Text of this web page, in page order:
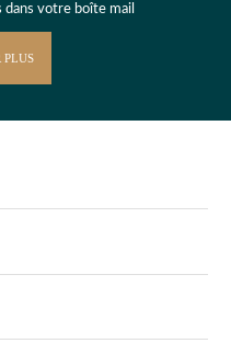
dans votre boîte mail
PLUS